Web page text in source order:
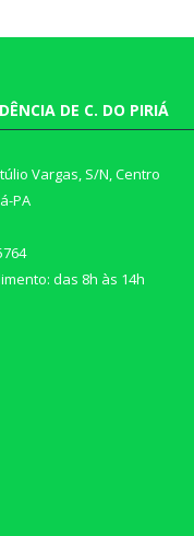
DE C. DO PIRIÁ
Vargas, S/N, Centro
PA
das 8h às 14h